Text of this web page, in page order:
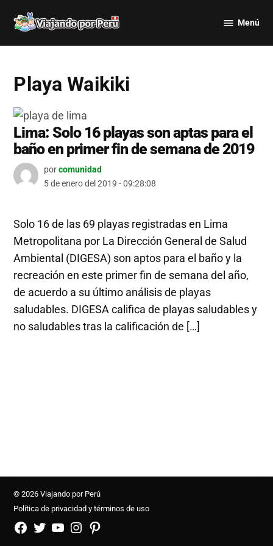
por Perú
Menú
Playa Waikiki
Lima: Solo 16 playas son aptas para el
baño en primer fin de semana de 2019
porcomunidad
5 de enero del 2019 - 09:28:08
Solo 16 de las 69 playas registradas en Lima
Metropolitana por La Dirección General de Salud
Ambiental (DIGESA) son aptos para el baño y la
recreación en este primer fin de semana del año,
de acuerdo a su último análisis de playas
saludables. DIGESA califica de playas saludables y
no saludables tras la calificación de […]
© 2026 Viajando por Perú
Política de privacidad y términos de uso
FB
TW YouTubeInstagramPinterest